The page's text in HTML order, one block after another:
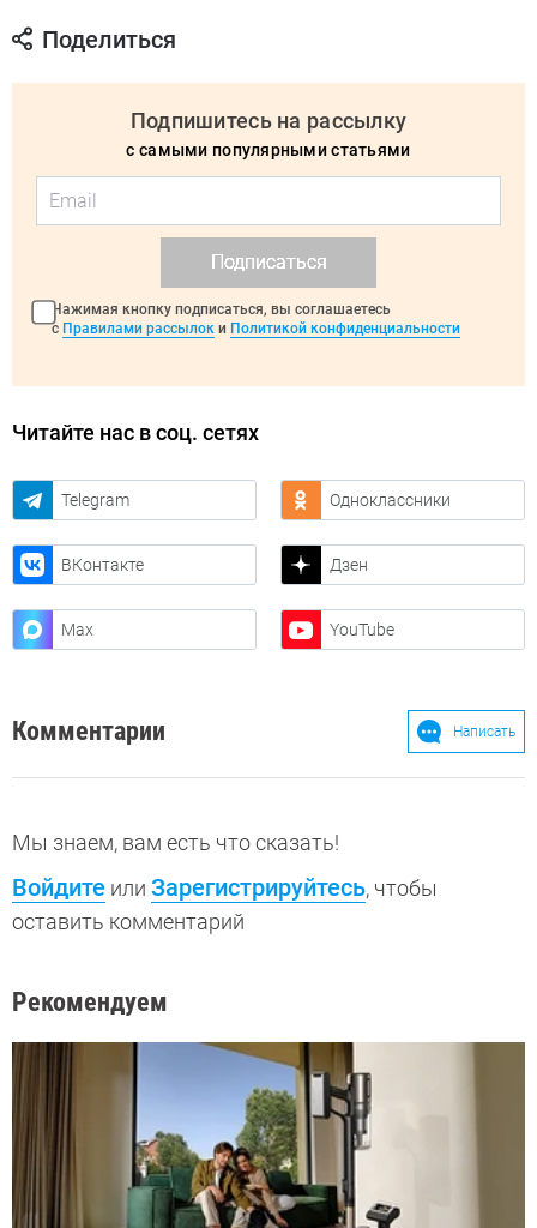
Поделиться
Подпишитесь на рассылку
с самыми популярными статьями
Подписаться
Нажимая кнопку подписаться, вы соглашаетесь
с Правилами рассылок и Политикой конфиденциальности
Читайте нас в соц. сетях
Telegram Одноклассники
ВКонтакте Дзен
Max YouTube
Комментарии Написать
Мы знаем, вам есть что сказать!
Войдите или Зарегистрируйтесь, чтобы
оставить комментарий
Рекомендуем